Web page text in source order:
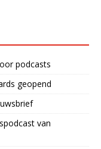
podcasts
geopend
van